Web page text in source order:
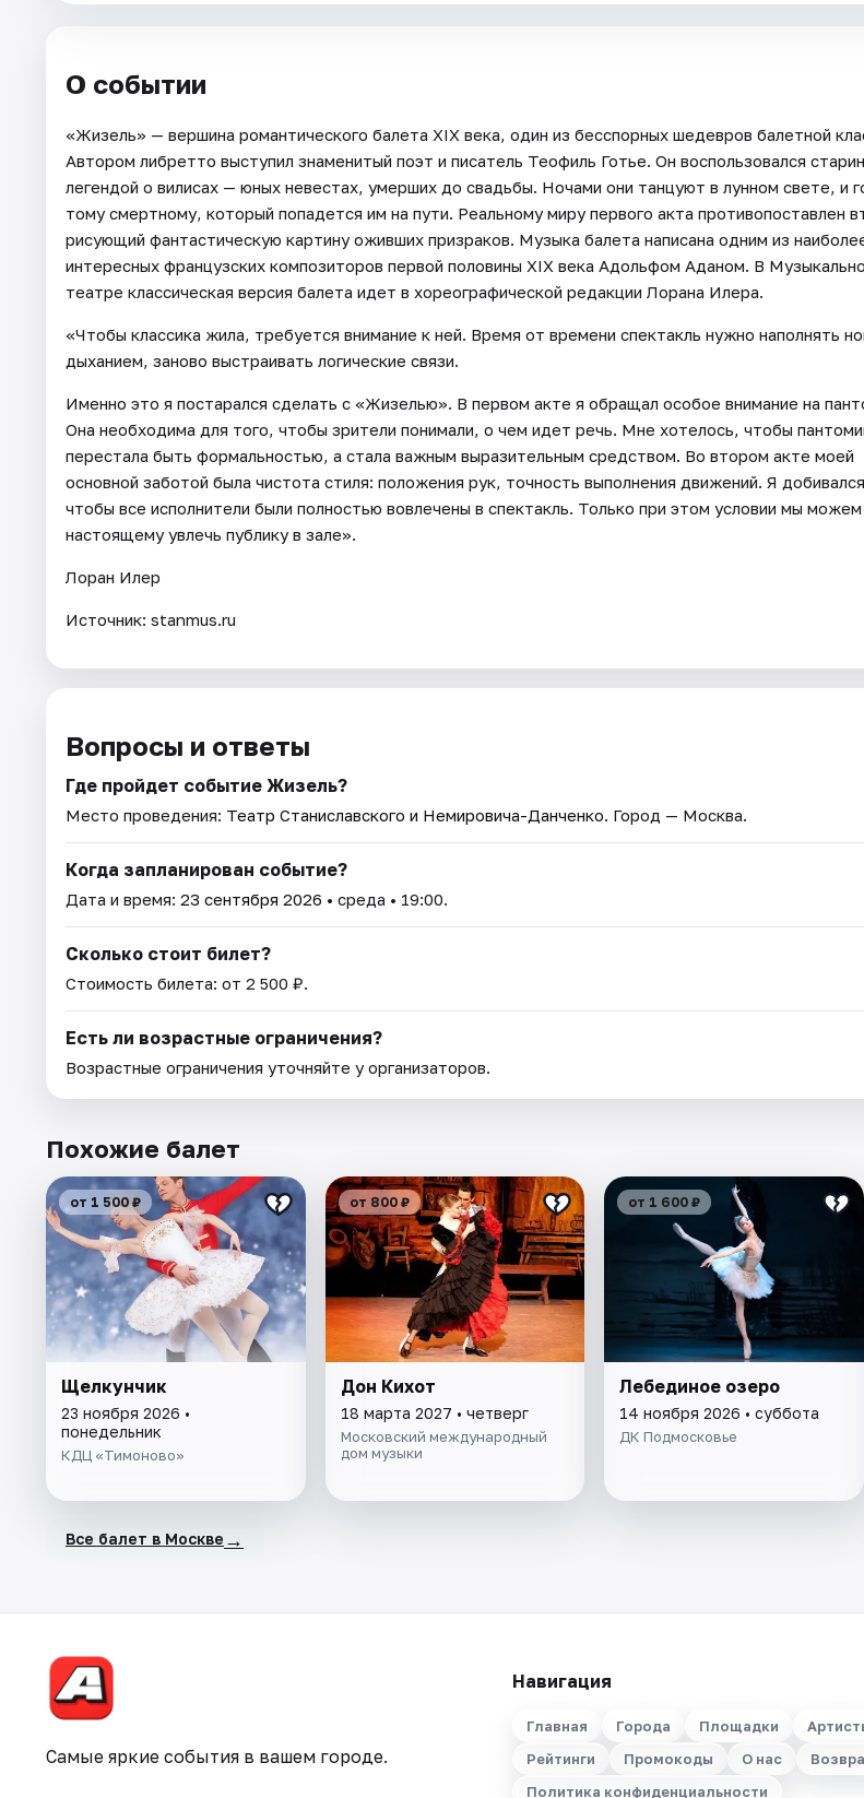
О событии
«Жизель» — вершина романтического балета XIX века, один из бесспорных шедевров балетной
Автором либретто выступил знаменитый поэт и писатель Теофиль Готье. Он воспользовался
легендой о вилисах — юных невестах, умерших до свадьбы. Ночами они танцуют в лунном свете, и
тому смертному, который попадется им на пути. Реальному миру первого акта противопоставлен
рисующий фантастическую картину оживших призраков. Музыка балета написана одним из
интересных французских композиторов первой половины XIX века Адольфом Аданом. В
театре классическая версия балета идет в хореографической редакции Лорана Илера.
«Чтобы классика жила, требуется внимание к ней. Время от времени спектакль нужно наполнять
дыханием, заново выстраивать логические связи.
Именно это я постарался сделать с «Жизелью». В первом акте я обращал особое внимание на
Она необходима для того, чтобы зрители понимали, о чем идет речь. Мне хотелось, чтобы
перестала быть формальностью, а стала важным выразительным средством. Во втором акте моей
основной заботой была чистота стиля: положения рук, точность выполнения движений. Я
чтобы все исполнители были полностью вовлечены в спектакль. Только при этом условии мы
настоящему увлечь публику в зале».
Лоран Илер
Источник: stanmus.ru
Вопросы и ответы
Где пройдет событие Жизель?
Место проведения: Театр Станиславского и Немировича-Данченко. Город — Москва.
Когда запланирован событие?
Дата и время: 23 сентября 2026 • среда • 19:00.
Сколько стоит билет?
Стоимость билета: от 2 500 ₽.
Есть ли возрастные ограничения?
Возрастные ограничения уточняйте у организаторов.
Похожие балет
от 1 500 ₽
Щелкунчик
23 ноября 2026 •
понедельник
КДЦ «Тимоново»
от 800 ₽
Дон Кихот
18 марта 2027 • четверг
Московский международный
дом музыки
от 1 600 ₽
Лебединое озеро
14 ноября 2026 • суббота
ДК Подмосковье
Все балет в Москве →
Самые яркие события в вашем городе.
Навигация
Главная Города Площадки
Рейтинги
Промокоды О нас
Политика конфиденциальности